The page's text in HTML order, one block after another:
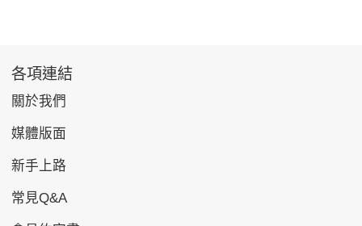
各項連結
關於我們
媒體版面
新手上路
常見Q&A